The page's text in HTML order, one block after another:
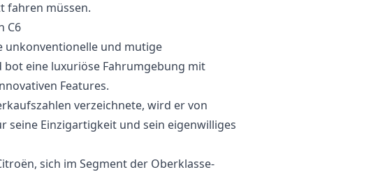
fahren müssen.
C6
unkonventionelle und mutige
eine luxuriöse Fahrumgebung mit
Features.
verzeichnete, wird er von
seine Einzigartigkeit und sein eigenwilliges
sich im Segment der Oberklasse-